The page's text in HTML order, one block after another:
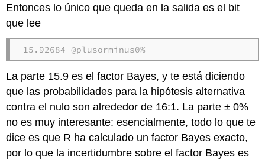
Entonces lo único que queda en la salida es el bit
que lee
15.92684 @plusorminus0%
La parte 15.9 es el factor Bayes, y te está diciendo
que las probabilidades para la hipótesis alternativa
contra el nulo son alrededor de 16:1. La parte ± 0%
no es muy interesante: esencialmente, todo lo que te
dice es que R ha calculado un factor Bayes exacto,
por lo que la incertidumbre sobre el factor Bayes es